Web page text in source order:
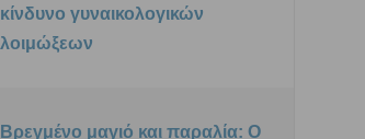
κίνδυνο γυναικολογικών
λοιμώξεων
Βρεγμένο μαγιό και παραλία: Ο